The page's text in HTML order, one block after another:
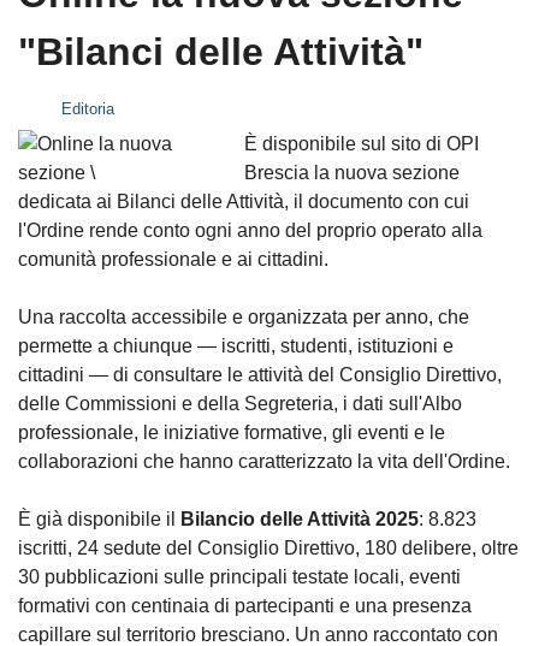
"Bilanci delle Attività"
Editoria
È disponibile sul sito di OPI
Brescia la nuova sezione
dedicata ai Bilanci delle Attività, il documento con cui
l'Ordine rende conto ogni anno del proprio operato alla
comunità professionale e ai cittadini.
Una raccolta accessibile e organizzata per anno, che
permette a chiunque — iscritti, studenti, istituzioni e
cittadini — di consultare le attività del Consiglio Direttivo,
delle Commissioni e della Segreteria, i dati sull'Albo
professionale, le iniziative formative, gli eventi e le
collaborazioni che hanno caratterizzato la vita dell'Ordine.
È già disponibile il Bilancio delle Attività 2025: 8.823
iscritti, 24 sedute del Consiglio Direttivo, 180 delibere, oltre
30 pubblicazioni sulle principali testate locali, eventi
formativi con centinaia di partecipanti e una presenza
capillare sul territorio bresciano. Un anno raccontato con